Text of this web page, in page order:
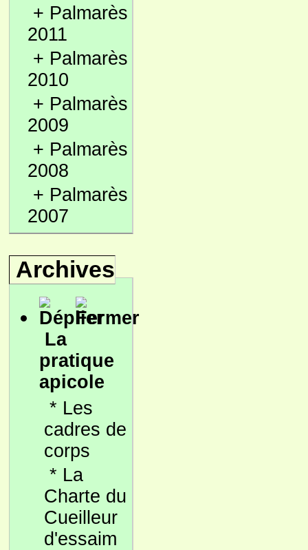
+ Palmarès
2011
+ Palmarès
2010
+ Palmarès
2009
+ Palmarès
2008
+ Palmarès
2007
Archives
La
pratique
apicole
* Les
cadres de
corps
* La
Charte du
Cueilleur
d'essaim